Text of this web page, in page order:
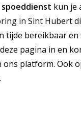
spoeddienst kun je
in Sint Hubert
tijde bereikbaar
pagina in en
platform. Ook